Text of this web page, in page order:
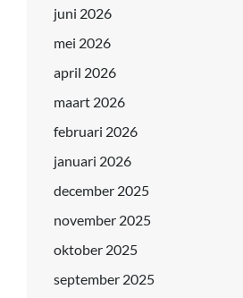
juni 2026
mei 2026
april 2026
maart 2026
februari 2026
januari 2026
december 2025
november 2025
oktober 2025
september 2025